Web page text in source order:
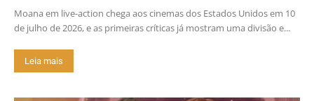
Moana em live-action chega aos cinemas dos Estados Unidos em 10
de julho de 2026, e as primeiras críticas já mostram uma divisão e...
Leia mais